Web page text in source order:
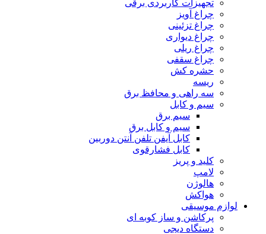
تجهیزات کاربردى برقى
چراغ آویز
چراغ تزئینى
چراغ دیوارى
چراغ ریلى
چراغ سقفى
حشره کش
ریسه
سه راهى و محافظ برق
سیم و کابل
سیم برق
سیم و کابل برق
کابل آیفن تلفن آنتن دوربین
کابل فشارقوى
کلید و پریز
لامپ
هالوژن
هواکش
لوازم موسیقی
پرکاشن و ساز کوبه ای
دستگاه دیجى